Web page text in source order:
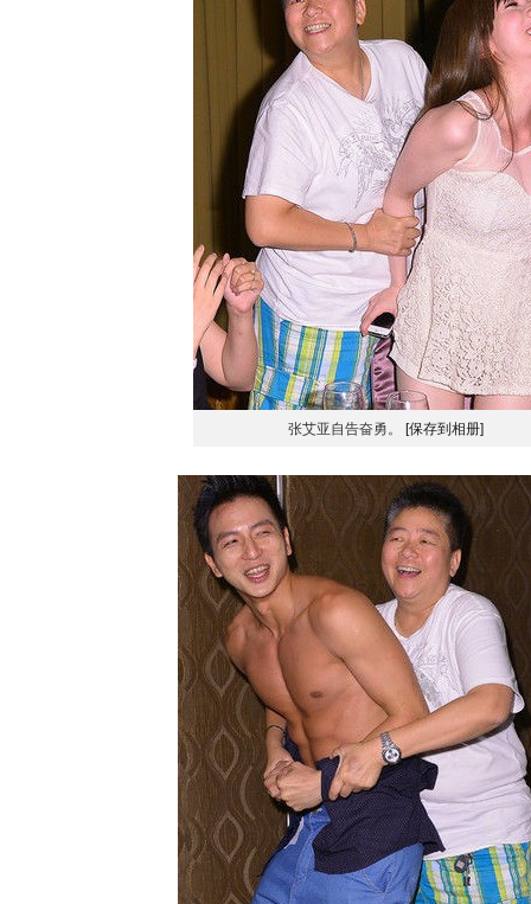
张艾亚自告奋勇。 [保存到相册]